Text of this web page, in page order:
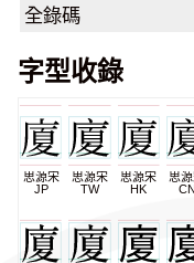
全錄碼
字型收錄
思源宋
JP
思源宋
TW
思源宋
HK
思
CN